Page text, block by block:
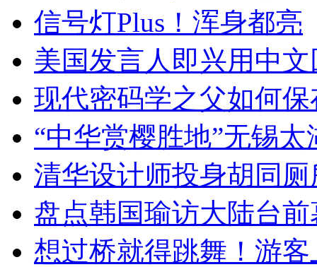
信号灯Plus！浑身都亮
美国发言人即兴用中
现代密码学之父如何
“中华赏樱胜地”无锡
清华设计师投身胡同
盘点韩国瑜访大陆台
想过桥就得跳舞！游客